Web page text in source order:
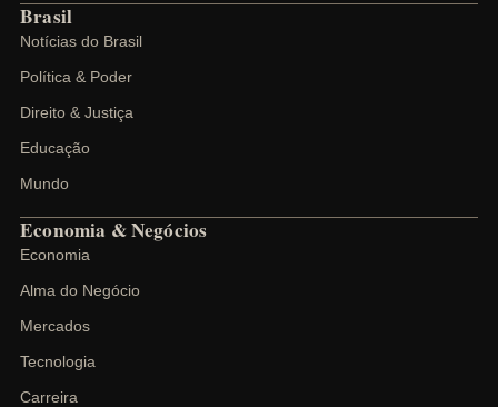
Brasil
Notícias do Brasil
Política & Poder
Direito & Justiça
Educação
Mundo
Economia & Negócios
Economia
Alma do Negócio
Mercados
Tecnologia
Carreira